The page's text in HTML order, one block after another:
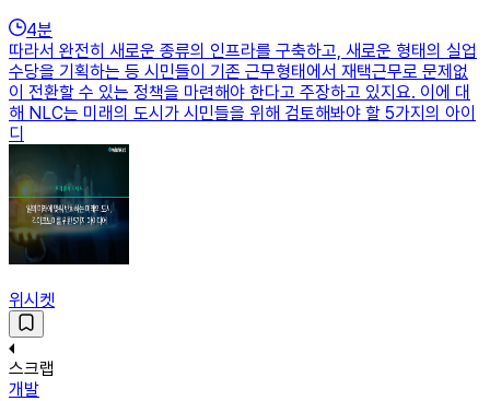
4분
따라서 완전히 새로운 종류의 인프라를 구축하고, 새로운 형태의 실업
수당을 기획하는 등 시민들이 기존 근무형태에서 재택근무로 문제없
이 전환할 수 있는 정책을 마련해야 한다고 주장하고 있지요. 이에 대
해 NLC는 미래의 도시가 시민들을 위해 검토해봐야 할 5가지의 아이
디
위시켓
스크랩
개발